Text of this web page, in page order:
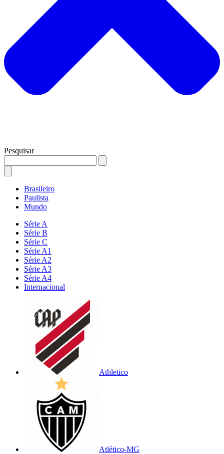
Pesquisar
Brasileiro
Paulista
Mundo
Série A
Série B
Série C
Série A1
Série A2
Série A3
Série A4
Internacional
Athletico
Atlético-MG